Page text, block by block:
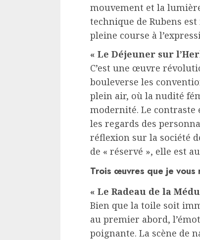
mouvement et la
technique de Rubens
pleine course à
« Le Déjeuner sur
C’est une œuvre
bouleverse les
plein air, où la nudité
modernité. Le contraste
les regards des
réflexion sur la société
de « réservé », elle est
Trois œuvres que je vous
« Le Radeau de la
Bien que la toile soit
au premier abord,
poignante. La scène de